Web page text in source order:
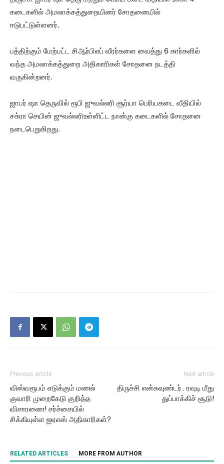
கடைகளில் அமலாக்கத்துறையினர் சோதனையில்
ஈடுபட்டுள்ளனர்.
பத்திற்கும் மேற்பட்ட சிஆர்பிஎப் வீரர்களை வைத்து 6 கார்களில்
வந்த அமலாக்கத்துறை அதிகாரிகள் சோதனை நடத்தி
வருகின்றனர்.
ஜாபர் ஷா தெருவில் ரூபி ஜுவல்லரி சூர்யா பெரியகடை வீதியில்
சக்ரா செயின் ஜுவல்லரிஉள்ளிட்ட நான்கு கடைகளில் சோதனை
நடைபெறுகிறது.
Previous article
விஸ்வரூபம் எடுக்கும் மணல்
குவாரி முறைகேடு குறித்த
விசாரணை! சர்ச்சையில்
சிக்கியுள்ள ஐஏஎஸ் அதிகாரிகள்?
Next article
திருச்சி என்கவுண்டர்.. ரவுடி மீது
துப்பாக்கிச் சூடு!
RELATED ARTICLES MORE FROM AUTHOR